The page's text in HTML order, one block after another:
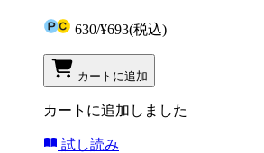
630/¥693(税込)
カートに追加
カートに追加しました
試し読み